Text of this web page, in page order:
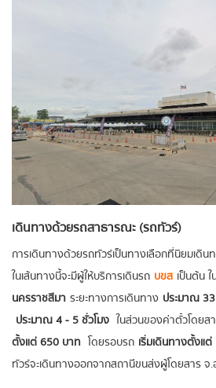
เดินทางด้วยรถสาธารณะ (รถทัวร์)
การเดินทางด้วยรถทัวร์เป็นทางเลือกที่นิยมเดิ
ในเส้นทางนี้จะมีผู้ให้บริการเดินรถ บขส เป็นต้น
นครราชสีมา ระยะทางการเดินทาง ประมาณ
ประมาณ 4 - 5 ชั่วโมง ในส่วนของค่าตั๋วโดยส
ตั้งแต่ 650 บาท โดยรอบรถ เริ่มเดินทางตั้งแ
ทัวร์จะเดินทางออกจากสถานีขนส่งผู้โดยสาร จ